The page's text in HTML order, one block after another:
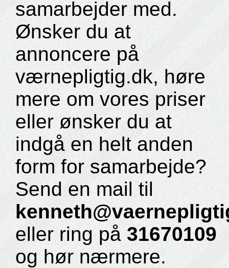
samarbejder med.
Ønsker du at
annoncere på
værnepligtig.dk, høre
mere om vores priser
eller ønsker du at
indgå en helt anden
form for samarbejde?
Send en mail til
eller ring på31670109
og hør nærmere.